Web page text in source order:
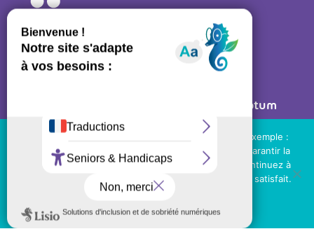
ALLO ORTHO
A propos•Contact
Post Scriptum
Ressources régulateurs
NOS LIENS UTILES
Téléchargez le kit de communication
Nous utilisons des cookies de tierces parties (par exemple :
Youtube, suivi statistique des visites...) pour vous garantir la
meilleure expérience sur notre site web. Si vous continuez à
utiliser ce site, nous supposerons que vous en êtes satisfait.